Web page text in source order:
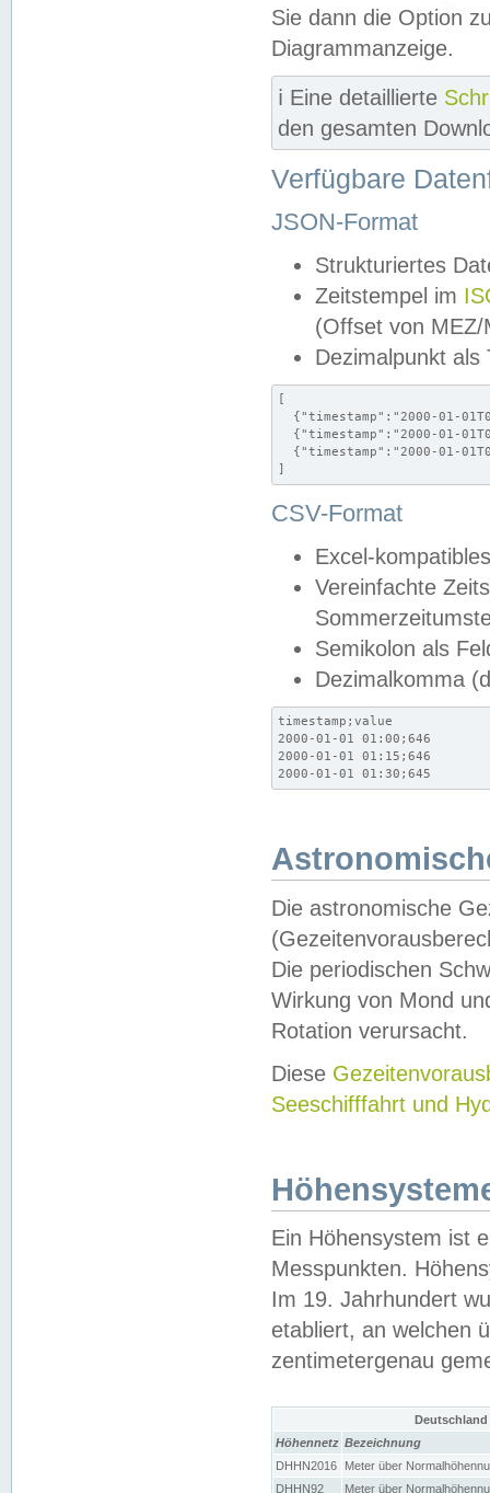
Sie dann die Option
Diagrammanzeige.
ℹ️ Eine detaillierte
den gesamten
Verfügbare
JSON-Format
Strukturiertes
Zeitstempel im
(Offset von MEZ/
Dezimalpunkt als
[
{"timestamp":"2000-01-
{"timestamp":"2000-01-
{"timestamp":"2000-01-
]
CSV-Format
Excel-
Vereinfachte
Semikolon als
Dezimalkomma
timestamp;value
2000-01-01 01:00;646
2000-01-01 01:15;646
2000-01-01 01:30;645
Die astronomische
Die periodischen
Wirkung von Mond
Rotation verursacht.
Diese
Seeschifffahrt und
Ein Höhensystem ist
Messpunkten.
Im 19. Jahrhundert
etabliert, an welchen
zentimetergenau
Höhennetz Bezeichnung
DHHN2016
Meter über
DHHN92
Meter über